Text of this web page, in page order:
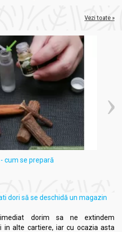
Vezi toate »
cum se prepară
dori să se deschidă un magazin
dorim sa ne extindem
in alte cartiere, iar cu ocazia asta